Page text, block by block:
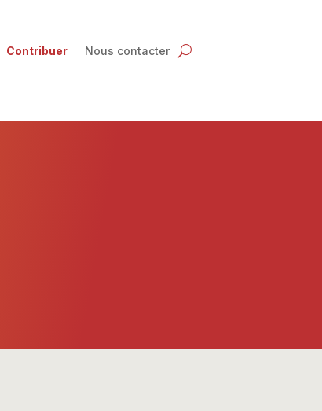
Contribuer Nous contacter